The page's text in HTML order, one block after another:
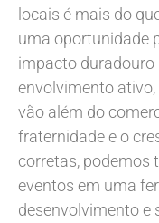
locais é mais do
uma oportunidade
impacto duradouro
envolvimento
vão além do
fraternidade e o
corretas, podemos
eventos em uma
desenvolvimento e